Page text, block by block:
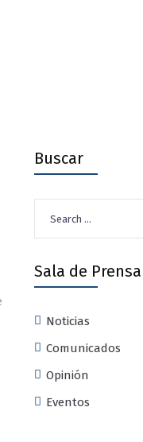
Buscar
for:
Sala de Prensa
Noticias
Comunicados
Opinión
Eventos